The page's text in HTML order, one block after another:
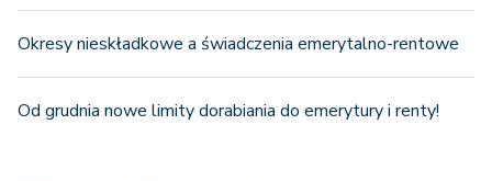
Okresy nieskładkowe a świadczenia emerytalno-rentowe
Od grudnia nowe limity dorabiania do emerytury i renty!